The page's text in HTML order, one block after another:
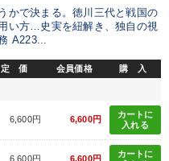
かで決まる。徳川三代と戦国の
い方…史実を紐解き、独自の視
A223...
定 価 会員価格 購 入
6,600円 6,600円
カートに
入れる
6,600円 6,600円
カートに